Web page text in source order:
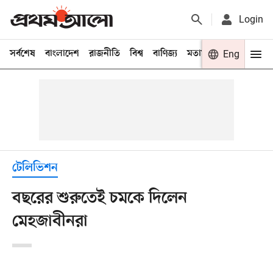
Login
সর্বশেষ বাংলাদেশ রাজনীতি বিশ্ব বাণিজ্য মতামত খেলা
Eng
টেলিভিশন
বছরের শুরুতেই চমকে দিলেন
মেহজাবীনরা